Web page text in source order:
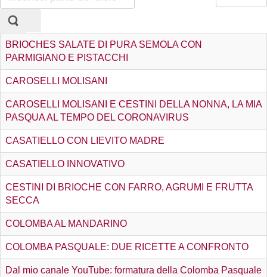
parte
del
titolo
n.
BRIOCHES SALATE DI PURA SEMOLA CON
PARMIGIANO E PISTACCHI
CAROSELLI MOLISANI
CAROSELLI MOLISANI E CESTINI DELLA NONNA, LA MIA
PASQUA AL TEMPO DEL CORONAVIRUS
CASATIELLO CON LIEVITO MADRE
CASATIELLO INNOVATIVO
CESTINI DI BRIOCHE CON FARRO, AGRUMI E FRUTTA
SECCA
COLOMBA AL MANDARINO
COLOMBA PASQUALE: DUE RICETTE A CONFRONTO
Dal mio canale YouTube: formatura della Colomba Pasquale